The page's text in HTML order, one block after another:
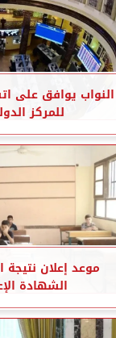
النواب يوافق على
للمركز
موعد إعلان نتيجة
الشهادة